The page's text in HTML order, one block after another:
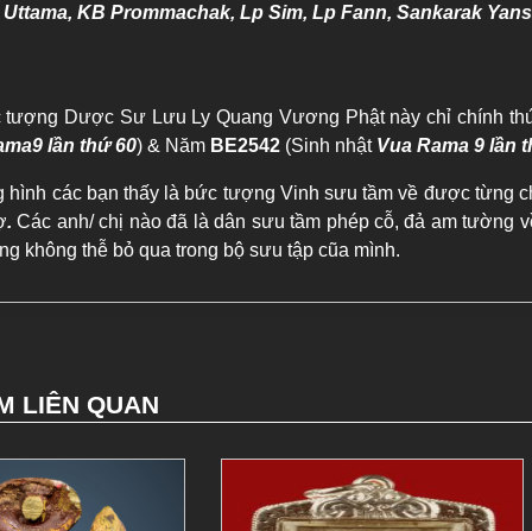
KB Prommachak, Lp Sim, Lp Fann, Sankarak
tượng Dược Sư Lưu Ly Quang Vương Phật này chỉ chính
lần thứ 60) & Năm BE2542 (Sinh nhật Vua Rama 9 lần
hình các bạn thấy là bức tượng Vinh sưu tầm về được từng
. Các anh/ chị nào đã là dân sưu tầm phép cỗ, đả am tường
không thễ bỏ qua trong bộ sưu tập cũa mình.
LIÊN QUAN